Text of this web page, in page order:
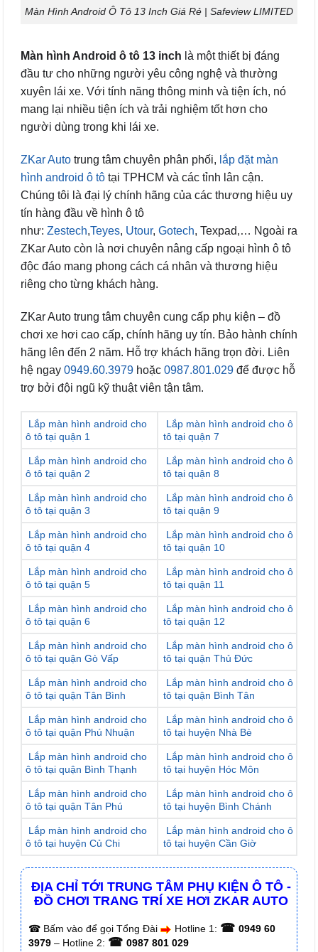
Màn Hình Android Ô Tô 13 Inch Giá Rẻ | Safeview LIMITED
Màn hình Android ô tô 13 inch là một thiết bị đáng
đầu tư cho những người yêu công nghệ và thường
xuyên lái xe. Với tính năng thông minh và tiện ích, nó
mang lại nhiều tiện ích và trải nghiệm tốt hơn cho
người dùng trong khi lái xe.
ZKar Auto trung tâm chuyên phân phối, lắp đặt màn
hình android ô tô tại TPHCM và các tỉnh lân cận.
Chúng tôi là đại lý chính hãng của các thương hiệu uy
tín hàng đầu về hình ô tô
như: Zestech,Teyes, Utour, Gotech, Texpad,… Ngoài ra
ZKar Auto còn là nơi chuyên nâng cấp ngoại hình ô tô
độc đáo mang phong cách cá nhân và thương hiệu
riêng cho từng khách hàng.
ZKar Auto trung tâm chuyên cung cấp phụ kiện – đồ
chơi xe hơi cao cấp, chính hãng uy tín. Bảo hành chính
hãng lên đến 2 năm. Hỗ trợ khách hãng trọn đời. Liên
hệ ngay 0949.60.3979 hoặc 0987.801.029 để được hỗ
trợ bởi đội ngũ kỹ thuật viên tận tâm.
Lắp màn hình android cho
ô tô tại quận 1
Lắp màn hình android cho ô
tô tại quận 7
Lắp màn hình android cho
ô tô tại quận 2
Lắp màn hình android cho ô
tô tại quận 8
Lắp màn hình android cho
ô tô tại quận 3
Lắp màn hình android cho ô
tô tại quận 9
Lắp màn hình android cho
ô tô tại quận 4
Lắp màn hình android cho ô
tô tại quận 10
Lắp màn hình android cho
ô tô tại quận 5
Lắp màn hình android cho ô
tô tại quận 11
Lắp màn hình android cho
ô tô tại quận 6
Lắp màn hình android cho ô
tô tại quận 12
Lắp màn hình android cho
ô tô tại quận Gò Vấp
Lắp màn hình android cho ô
tô tại quận Thủ Đức
Lắp màn hình android cho
ô tô tại quận Tân Bình
Lắp màn hình android cho ô
tô tại quận Bình Tân
Lắp màn hình android cho
ô tô tại quận Phú Nhuận
Lắp màn hình android cho ô
tô tại huyện Nhà Bè
Lắp màn hình android cho
ô tô tại quận Bình Thạnh
Lắp màn hình android cho ô
tô tại huyện Hóc Môn
Lắp màn hình android cho
ô tô tại quận Tân Phú
Lắp màn hình android cho ô
tô tại huyện Bình Chánh
Lắp màn hình android cho
ô tô tại huyện Củ Chi
Lắp màn hình android cho ô
tô tại huyện Cần Giờ
ĐỊA CHỈ TỚI TRUNG TÂM PHỤ KIỆN Ô TÔ -
ĐỒ CHƠI TRANG TRÍ XE HƠI ZKAR AUTO
☎ Bấm vào để gọi Tổng Đài Hotline 1: ☎ 0949 60
3979 – Hotline 2: ☎ 0987 801 029